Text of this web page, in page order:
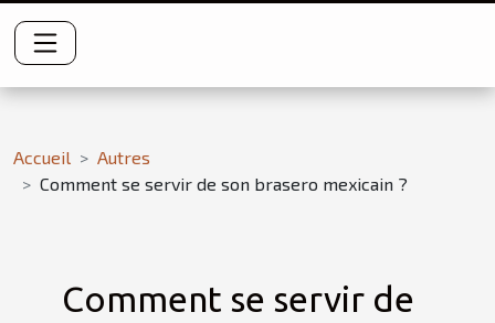
Accueil
Autres
Comment se servir de son brasero mexicain ?
Comment se servir de